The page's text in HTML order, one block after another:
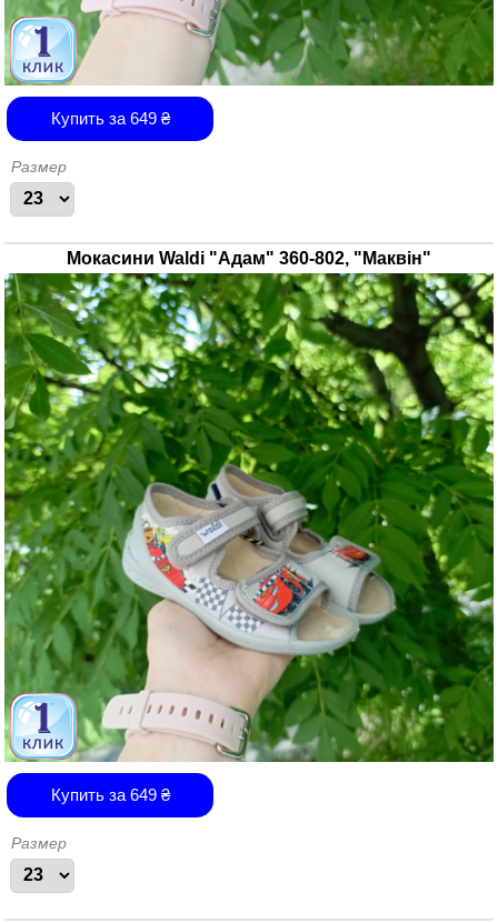
Купить за 649₴
Размер
Мокасини Waldi "Адам" 360-802, "Маквін"
Купить за 649₴
Размер